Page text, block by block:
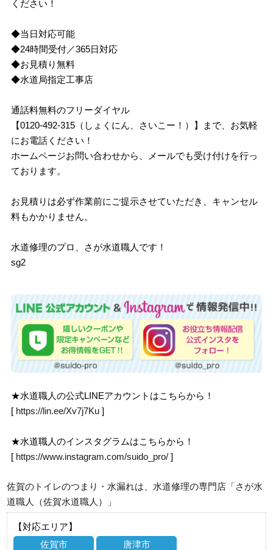
ください！
◆当日対応可能
◆24時間受付／365日対応
◆お見積り無料
◆水道局指定工事店
通話料無料のフリーダイヤル
【0120-492-315（しょくにん、さいこー！）】まで、お気軽
にお電話ください！
ホームページお問い合わせから、メールでも受け付けを行っ
ております。
お見積りは必ず作業前にご提示させていただき、キャンセル
料もかかりません。
水道修理のプロ、さが水道職人です！
sg2
★水道職人の公式LINEアカウントはこちらから！
[ https://lin.ee/Xv7j7Ku ]
★水道職人のインスタグラムはこちらから！
[ https://www.instagram.com/suido_pro/ ]
佐賀のトイレのつまり・水漏れは、水道修理の専門店「さが水
道職人（佐賀水道職人）」
【対応エリア】
佐賀市
唐津市